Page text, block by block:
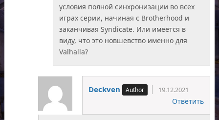
условия полной синхронизации во всех
играх серии, начиная с Brotherhood и
заканчивая Syndicate. Или имеется в
виду, что это новшевство именно для
Valhalla?
Deckven 19.12.2021
Ответить